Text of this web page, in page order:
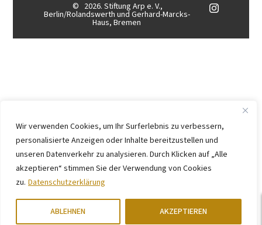
Wir verwenden Cookies, um Ihr Surferlebnis zu verbessern,
personalisierte Anzeigen oder Inhalte bereitzustellen und
unseren Datenverkehr zu analysieren. Durch Klicken auf „Alle
akzeptieren“ stimmen Sie der Verwendung von Cookies
zu. Datenschutzerklärung
ABLEHNEN AKZEPTIEREN
© 2026. Stiftung Arp e. V.,
Berlin/Rolandswerth und Gerhard-Marcks-
Haus, Bremen